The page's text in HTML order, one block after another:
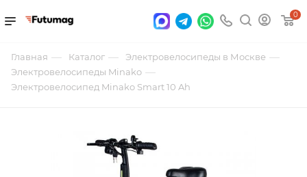
0
Главная — Каталог — Электровелосипеды в Москве —
Электровелосипеды Minako —
Электровелосипед Minako Smart 10 Ah